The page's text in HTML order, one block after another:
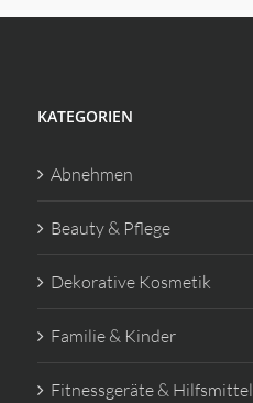
KATEGORIEN
Abnehmen
Beauty & Pflege
Dekorative Kosmetik
Familie & Kinder
Fitnessgeräte & Hilfsmittel